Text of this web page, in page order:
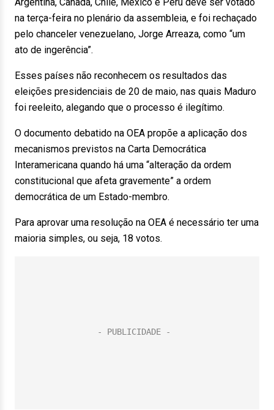
na terça-feira no plenário da assembleia, e foi rechaçado
pelo chanceler venezuelano, Jorge Arreaza, como “um
ato de ingerência”.
Esses países não reconhecem os resultados das
eleições presidenciais de 20 de maio, nas quais Maduro
foi reeleito, alegando que o processo é ilegítimo.
O documento debatido na OEA propõe a aplicação dos
mecanismos previstos na Carta Democrática
Interamericana quando há uma “alteração da ordem
constitucional que afeta gravemente” a ordem
democrática de um Estado-membro.
Para aprovar uma resolução na OEA é necessário ter uma
maioria simples, ou seja, 18 votos.